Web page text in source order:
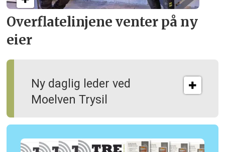
Overflate­linjene venter på ny
eier
Ny daglig leder ved
Moelven Trysil